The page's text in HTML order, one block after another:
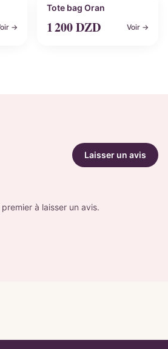
→
Personnalisable
Tote bag Oran
1 200DZD Voir →
Laisser un avis
à laisser un avis.